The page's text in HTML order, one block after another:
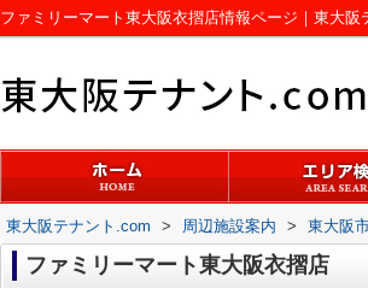
ファミリーマート東大阪衣摺店情報ページ｜東大阪
東大阪テナント.com > 周辺施設案内 > 東大阪
ファミリーマート東大阪衣摺店